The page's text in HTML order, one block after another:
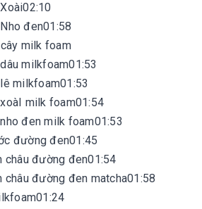
đen01:58
milk foam
milkfoam01:53
milkfoam01:53
milk foam01:54
đen milk foam01:53
đường đen01:45
châu đường đen01:54
châu đường đen matcha01:58